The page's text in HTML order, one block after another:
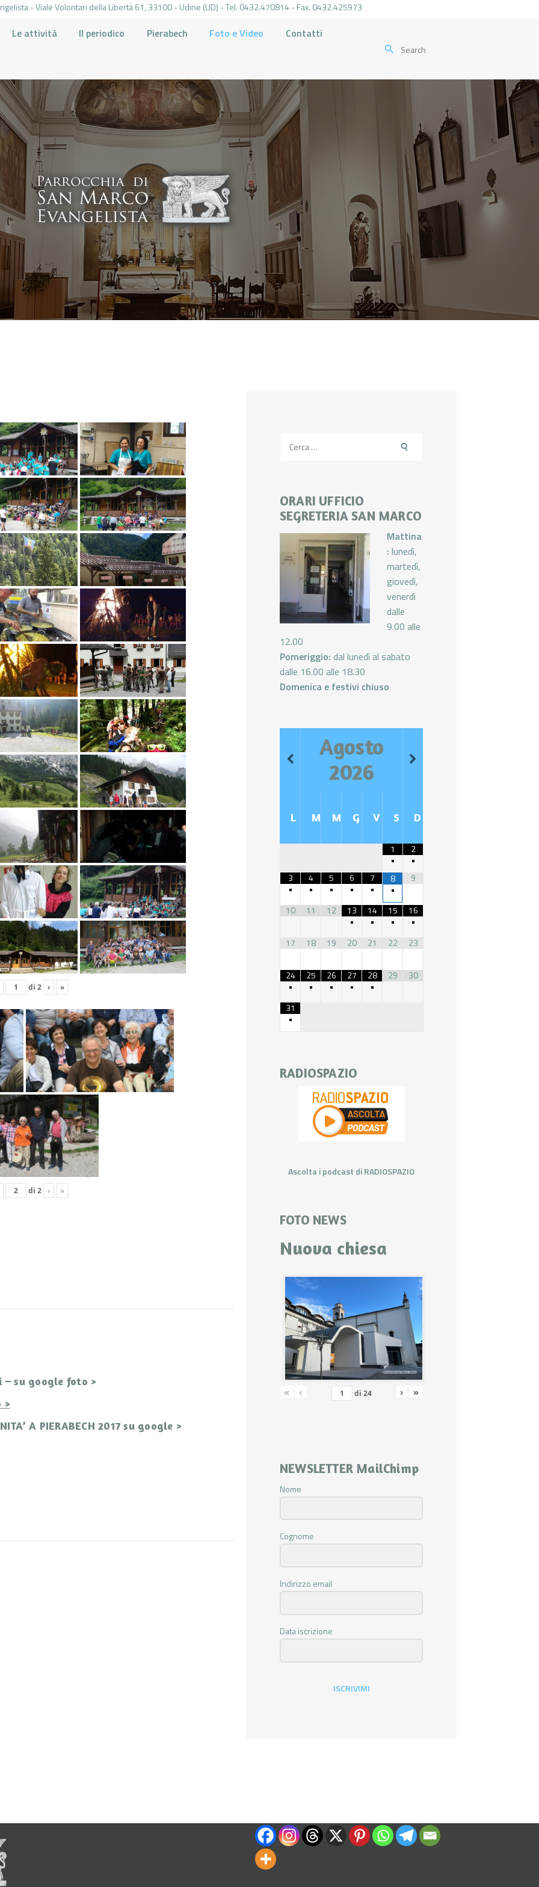
- Viale Volontari della Libertá 61, 33100 - Udine (UD) - Tel. 0432.470814 - Fax. 0432.425973
Le attività Il periodico Pierabech Foto e Video Contatti
HOME
LA PARROCCHIA
IL PARROCO
LE ATTIVITÀ
IL PERIODICO
PIERABECH
FOTO E VIDEO
CONTATTI
di 2 › »
di 2 › »
– su google foto >
>
A PIERABECH 2017 su google >
per:
ORARI UFFICIO
SEGRETERIA SAN MARCO
Mattina
: lunedì,
martedì,
giovedì,
venerdì
dalle
9.00 alle
12.00
Pomeriggio: dal lunedì al sabato
dalle 16.00 alle 18.30
Domenica e festivi chiuso
Agosto
2026
L M M G V S D
1
•
2
•
3
•
4
•
5
•
6
•
7
•
8
•
9
10 11 12
13
•
14
•
15
•
16
•
17
18 19 20 21 22 23
24
•
25
•
26
•
27
•
28
•
29 30
31
•
RADIOSPAZIO
Ascolta i podcast di RADIOSPAZIO
FOTO NEWS
Nuova chiesa
« ‹ di 24 › »
NEWSLETTER MailChimp
Nome
Cognome
Indirizzo email
Data iscrizione
ISCRIVIMI